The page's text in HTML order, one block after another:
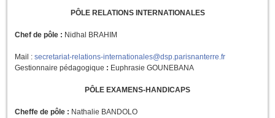
PÔLE RELATIONS INTERNATIONALES
Chef de pôle : Nidhal BRAHIM
Mail : secretariat-relations-internationales@dsp.parisnanterre.fr
Gestionnaire pédagogique : Euphrasie GOUNEBANA
PÔLE EXAMENS-HANDICAPS
Cheffe de pôle : Nathalie BANDOLO